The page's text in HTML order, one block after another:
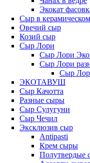
Экокат
Сыр в
Овечий сыр
Козий сыр
Сыр Лори
Сыр Лори
Сыр Лори
Сыр
ЭКОТАВУШ
Сыр Качотта
Разные сыры
Сыр Сулугуни
Сыр Чечил
Эксклюзив сыр
Antipasti
Крем сыры
Полутвердые